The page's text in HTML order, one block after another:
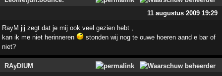
11 augustus 2009 19:29
RayM jij zegt dat je mij ook veel gezien hebt ,
kan ik me niet herinneren
stonden wij nog te ouwe hoeren aand e bar of
niet?
RAyDIUM